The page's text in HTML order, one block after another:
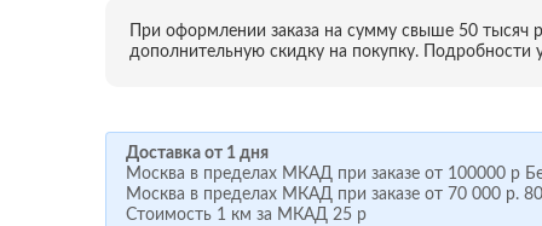
При оформлении заказа на сумму свыше 50 тысяч
дополнительную скидку на покупку. Подробности
Доставка от 1 дня
Москва в пределах МКАД при заказе от 100000 р
Москва в пределах МКАД при заказе от 70 000 р.
Стоимость 1 км за МКАД 25 р